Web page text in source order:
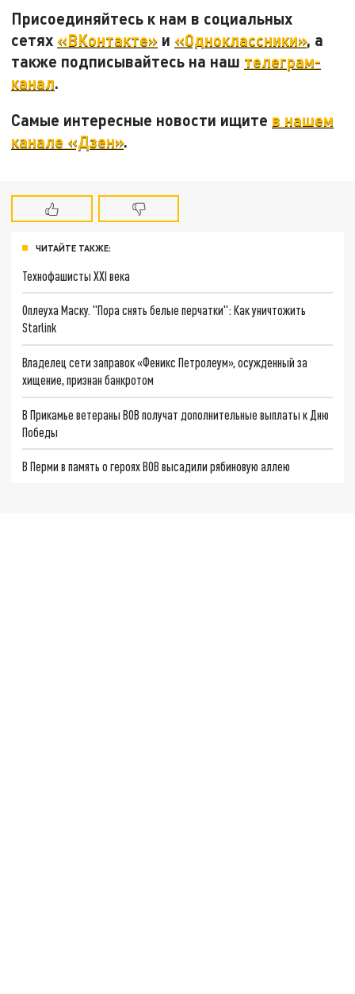
Присоединяйтесь к нам в социальных
сетях «ВКонтакте» и «Одноклассники», а
также подписывайтесь на наш телеграм-
канал.
Самые интересные новости ищите в нашем
канале «Дзен».
ЧИТАЙТЕ ТАКЖЕ:
Технофашисты XXI века
Оплеуха Маску. "Пора снять белые перчатки": Как уничтожить
Starlink
Владелец сети заправок «Феникс Петролеум», осужденный за
хищение, признан банкротом
В Прикамье ветераны ВОВ получат дополнительные выплаты к Дню
Победы
В Перми в память о героях ВОВ высадили рябиновую аллею